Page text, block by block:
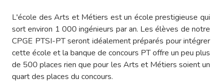
L'école des Arts et Métiers est un école prestigieuse qui
sort environ 1 000 ingénieurs par an. Les élèves de notre
CPGE PTSI-PT seront idéalement préparés pour intégrer
cette école et la banque de concours PT offre un peu plus
de 500 places rien que pour les Arts et Métiers soient un
quart des places du concours.